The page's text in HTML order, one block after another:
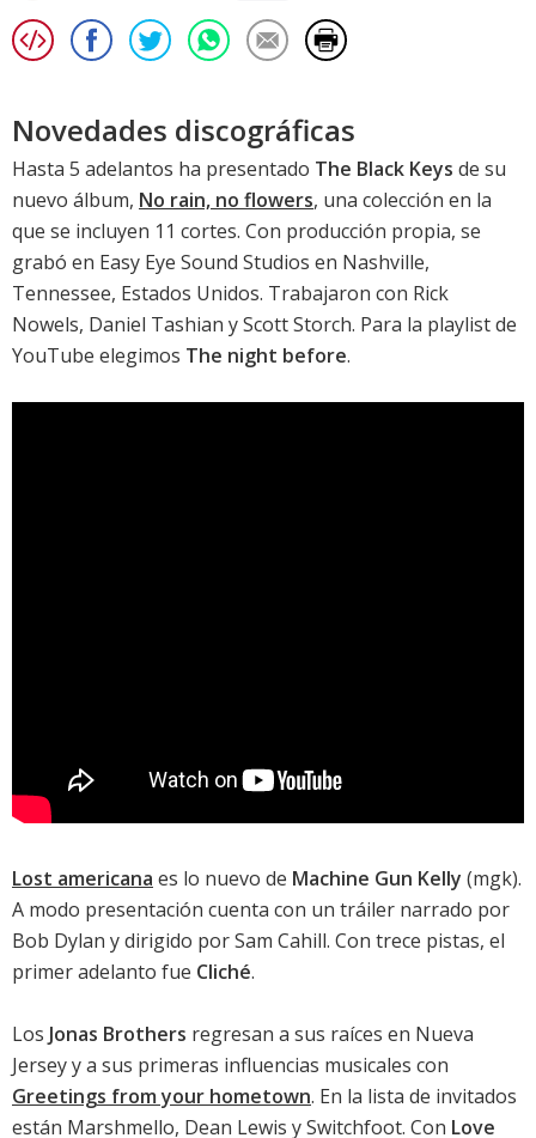
Novedades discográficas
Hasta 5 adelantos ha presentado The Black Keys de su
nuevo álbum, No rain, no flowers, una colección en la
que se incluyen 11 cortes. Con producción propia, se
grabó en Easy Eye Sound Studios en Nashville,
Tennessee, Estados Unidos. Trabajaron con Rick
Nowels, Daniel Tashian y Scott Storch. Para la playlist de
YouTube elegimos The night before.
Lost americana es lo nuevo de Machine Gun Kelly (mgk).
A modo presentación cuenta con un tráiler narrado por
Bob Dylan y dirigido por Sam Cahill. Con trece pistas, el
primer adelanto fue Cliché.
Los Jonas Brothers regresan a sus raíces en Nueva
Jersey y a sus primeras influencias musicales con
Greetings from your hometown. En la lista de invitados
están Marshmello, Dean Lewis y Switchfoot. Con Love